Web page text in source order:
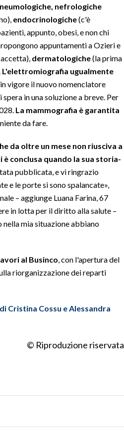
nefrologiche
endocrinologiche(c'è
appunto, obesi, e non chi
appuntamenti a Ozieri e
dermatologiche(la prima
L'elettromiografia ugualmente
vigore il nuovo nomenclatore
in una soluzione a breve. Per
La mammografia è garantita
da fare.
da oltre un mese non riusciva a
conclusa quando la sua storia-
pubblicata, e vi ringrazio
e le porte si sono spalancate»,
– aggiunge Luana Farina, 67
in lotta per il diritto alla salute –
nella mia situazione abbiano
al Businco, con l'apertura del
riorganizzazione dei reparti
Cossu e Alessandra
© Riproduzione riservata